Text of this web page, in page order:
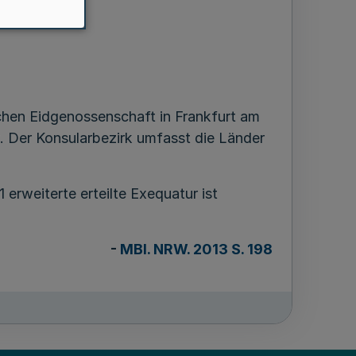
Eidgenossenschaft in Frankfurt am
Der Konsularbezirk umfasst die Länder
erweiterte erteilte Exequatur ist
- MBl. NRW. 2013 S. 198